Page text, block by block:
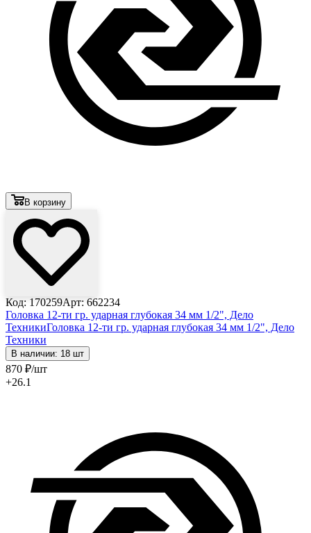
В корзину
Код: 170259Арт: 662234
Головка 12-ти гр. ударная глубокая 34 мм 1/2", Дело
ТехникиГоловка 12-ти гр. ударная глубокая 34 мм 1/2", Дело
Техники
В наличии: 18 шт
870 ₽/шт
+26.1